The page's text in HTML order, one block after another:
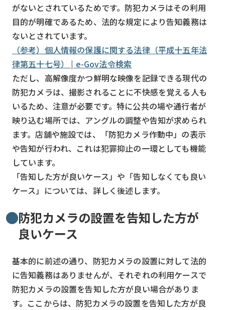
がないとされているためです。防犯カメラはその利用
目的が明確であるため、法的な規定により告知義務は
ないとされています。
（参考）個人情報の保護に関する法律（平成十五年法
律第五十七号） | e-Gov法令検索
ただし、高解像度かつ鮮明な映像を記録できる現代の
防犯カメラは、撮影されることに不快感を覚える人も
いるため、注意が必要です。特に公共の場や通行者が
映り込む場所では、アングルの調整や告知が求められ
ます。店舗や施設では、「防犯カメラ作動中」の表示
や告知が行われ、これは犯罪抑止の一環としても機能
しています。
「告知した方が良いケース」や「告知しなくても良い
ケース」については、詳しく後述します。
防犯カメラの設置を告知した方が
良いケース
基本的に前述の通り、防犯カメラの設置に対して法的
に告知義務はありませんが、それぞれの利用ケースで
防犯カメラの設置を告知した方が良い場合がありま
す。ここからは、防犯カメラの設置を告知した方が良